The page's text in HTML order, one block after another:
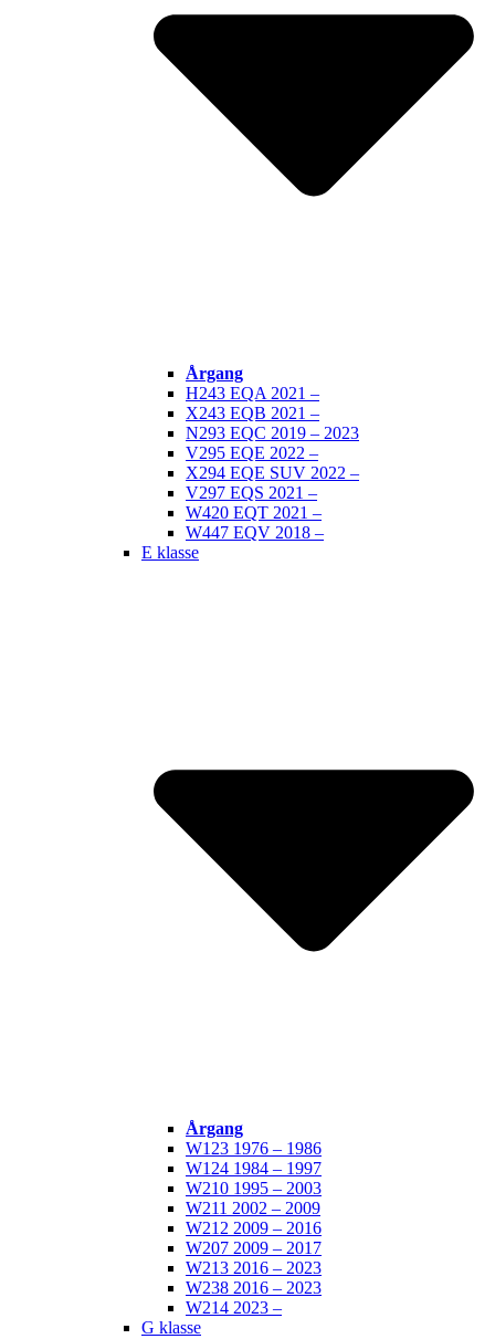
Årgang
H243 EQA 2021 –
X243 EQB 2021 –
N293 EQC 2019 – 2023
V295 EQE 2022 –
X294 EQE SUV 2022 –
V297 EQS 2021 –
W420 EQT 2021 –
W447 EQV 2018 –
E klasse
Årgang
W123 1976 – 1986
W124 1984 – 1997
W210 1995 – 2003
W211 2002 – 2009
W212 2009 – 2016
W207 2009 – 2017
W213 2016 – 2023
W238 2016 – 2023
W214 2023 –
G klasse